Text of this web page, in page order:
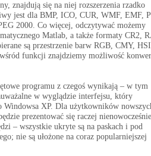
znajdują się na niej rozszerzenia rzadko
jest dla BMP, ICO, CUR, WMF, EMF,
2000. Co więcej, odczytywać możemy
Matlab, a także formaty CR2,
są przestrzenie barw RGB, CMY,
funkcji znajdziemy możliwość
programu z czegoś wynikają – w tym
w wyglądzie interfejsu, który
Windowsa XP. Dla użytkowników
prezentować się raczej
– wszystkie ukryte są na paskach i pod
nie są ułożone na coraz popularniejszej